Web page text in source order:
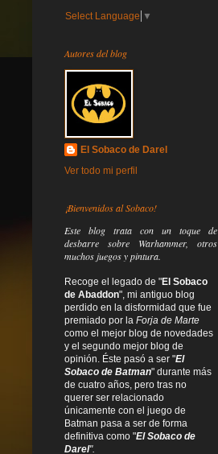
Select Language ▼
Autores del blog
El Sobaco de Darel
Ver todo mi perfil
¡Bienvenidos al Sobaco!
Este blog trata con un toque de
desbarre sobre Warhammer, otros
muchos juegos y pintura.
Recoge el legado de "El Sobaco
de Abaddon", mi antiguo blog
perdido en la disformidad que fue
premiado por la Forja de Marte
como el mejor blog de novedades
y el segundo mejor blog de
opinión. Éste pasó a ser "El
Sobaco de Batman" durante más
de cuatro años, pero tras no
querer ser relacionado
únicamente con el juego de
Batman pasa a ser de forma
definitiva como "El Sobaco de
Darel".